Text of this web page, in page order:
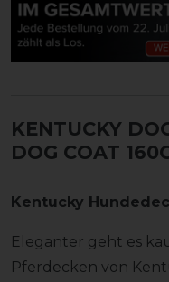
KENTUCKY
DOG COAT
Kentucky
Eleganter geht es
Pferdecken von